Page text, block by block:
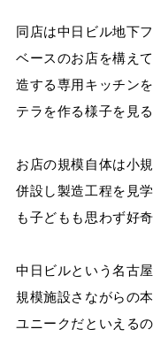
同店は中日ビル地下
ベースのお店を構え
造する専用キッチン
テラを作る様子を見
お店の規模自体は小
併設し製造工程を見
も子どもも思わず好
中日ビルという名古
規模施設さながらの
ユニークだといえる